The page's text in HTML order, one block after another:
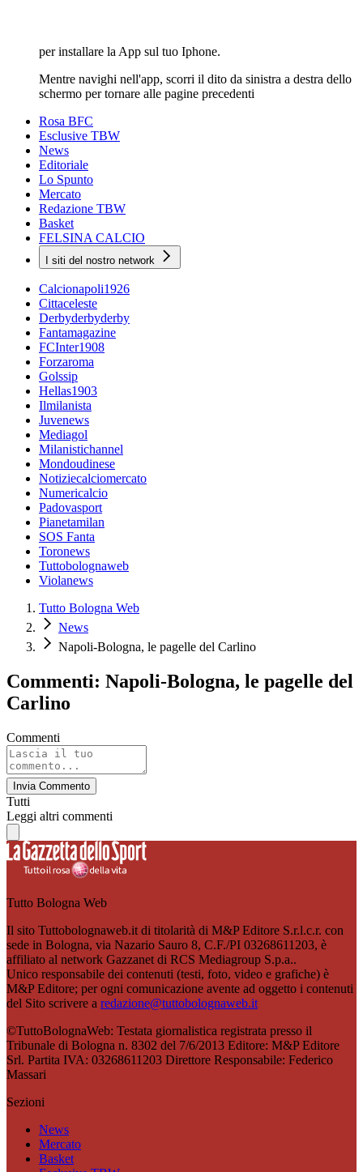
per installare la App sul tuo Iphone.
Mentre navighi nell'app, scorri il dito da sinistra a destra dello
schermo per tornare alle pagine precedenti
Rosa BFC
Esclusive TBW
News
Editoriale
Lo Spunto
Mercato
Redazione TBW
Basket
FELSINA CALCIO
I siti del nostro network
Calcionapoli1926
Cittaceleste
Derbyderbyderby
Fantamagazine
FCInter1908
Forzaroma
Golssip
Hellas1903
Ilmilanista
Juvenews
Mediagol
Milanistichannel
Mondoudinese
Notiziecalciomercato
Numericalcio
Padovasport
Pianetamilan
SOS Fanta
Toronews
Tuttobolognaweb
Violanews
Tutto Bologna Web
News
Napoli-Bologna, le pagelle del Carlino
Commenti: Napoli-Bologna, le pagelle del
Carlino
Commenti
Invia Commento
Tutti
Leggi altri commenti
Tutto Bologna Web
Il sito Tuttobolognaweb.it di titolarità di M&P Editore S.r.l.c.r. con
sede in Bologna, via Nazario Sauro 8, C.F./PI 03268611203, è
affiliato al network Gazzanet di RCS Mediagroup S.p.a..
Unico responsabile dei contenuti (testi, foto, video e grafiche) è
M&P Editore; per ogni comunicazione avente ad oggetto i contenuti
del Sito scrivere a redazione@tuttobolognaweb.it
©TuttoBolognaWeb: Testata giornalistica registrata presso il
Tribunale di Bologna n. 8302 del 7/6/2013 Editore: M&P Editore
Srl. Partita IVA: 03268611203 Direttore Responsabile: Federico
Massari
Sezioni
News
Mercato
Basket